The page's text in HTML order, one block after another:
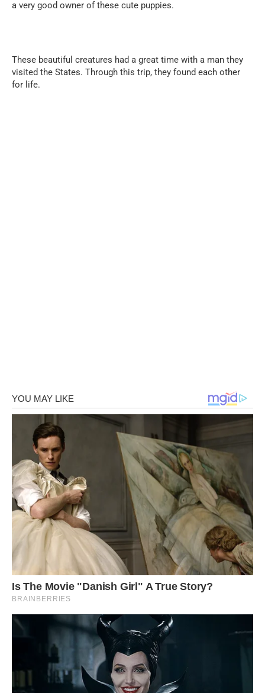
a very good owner of these cute puppies.
These beautiful creatures had a great time with a man they
visited the States. Through this trip, they found each other
for life.